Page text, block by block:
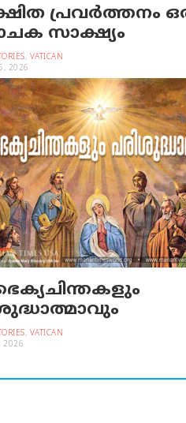
പ്രവര്‍ത്തനം
സാക്ഷ്യം
, VATICAN
2026
, VATICAN
2026